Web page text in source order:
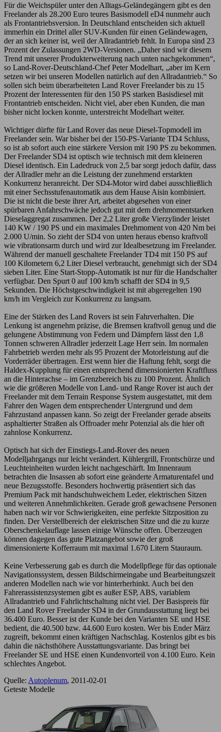
Für die Weichspüler unter den Alltags-Geländegängern gibt es den
Freelander als 28.200 Euro teures Basismodell eD4 nunmehr auch
als Frontantriebsversion. In Deutschland entscheiden sich aktuell
immerhin ein Drittel aller SUV-Kunden für einen Geländewagen,
der an sich keiner ist, weil der Allradantrieb fehlt. In Europa sind 23
Prozent der Zulassungen 2WD-Versionen. „Daher sind wir diesem
Trend mit unserer Produkterweiterung nach unten nachgekommen“,
so Land-Rover-Deutschland-Chef Peter Modelhart, „aber im Kern
setzen wir bei unseren Modellen natürlich auf den Allradantrieb.“ So
sollen sich beim überarbeiteten Land Rover Freelander bis zu 15
Prozent der Interessenten für den 150 PS starken Basisdiesel mit
Frontantrieb entscheiden. Nicht viel, aber eben Kunden, die man
bisher nicht locken konnte, unterstreicht Modelhart weiter.
Wichtiger dürfte für Land Rover das neue Diesel-Topmodell im
Freelander sein. War bisher bei der 150-PS-Variante TD4 Schluss,
so ist ab sofort auch eine stärkere Version mit 190 PS zu bekommen.
Der Freelander SD4 ist optisch wie technisch mit dem kleineren
Diesel identisch. Ein Ladedruck von 2,5 bar sorgt jedoch dafür, dass
der Allradler mehr an die Leistung der zunehmend erstarkten
Konkurrenz heranreicht. Der SD4-Motor wird dabei ausschließlich
mit einer Sechsstufenautomatik aus dem Hause Aisin kombiniert.
Die ist nicht die beste ihrer Art, arbeitet abgesehen von einer
spürbaren Anfahrschwäche jedoch gut mit dem drehmomentstarken
Dieselaggregat zusammen. Der 2,2 Liter große Vierzylinder leistet
140 KW / 190 PS und ein maximales Drehmoment von 420 Nm bei
2.000 U/min. So zieht der SD4 von unten heraus ebenso kraftvoll
wie vibrationsarm durch und wird zur Idealbesetzung im Freelander.
Während der manuell geschaltete Freelander TD4 mit 150 PS auf
100 Kilometern 6,2 Liter Diesel verbraucht, genehmigt sich der SD4
sieben Liter. Eine Start-Stopp-Automatik ist nur für die Handschalter
verfügbar. Den Spurt 0 auf 100 km/h schafft der SD4 in 9,5
Sekunden. Die Höchstgeschwindigkeit ist mit abgeregelten 190
km/h im Vergleich zur Konkurrenz zu langsam.
Eine der Stärken des Land Rovers ist sein Fahrverhalten. Die
Lenkung ist angenehm präzise, die Bremsen kraftvoll genug und die
gelungene Abstimmung von Federn und Dämpfern lässt den 1,8
Tonnen schweren Allradler jederzeit Lage Herr sein. Im normalen
Fahrbetrieb werden mehr als 95 Prozent der Motorleistung auf die
Vorderräder übertragen. Erst wenn hier die Haftung fehlt, sorgt die
Haldex-Kupplung für einen entsprechend dimensionierten Kraftfluss
an die Hinterachse – im Grenzbereich bis zu 100 Prozent. Ähnlich
wie die größeren Modelle von Land- und Range Rover ist auch der
Freelander mit dem Terrain Response System ausgestattet, mit dem
Fahrer den Wagen dem entsprechender Untergrund und dem
Fahrzustand anpassen kann. So zeigt der Freelander gerade abseits
asphaltierter Straßen als Offroader mehr Potenzial als die hier oft
zahnlose Konkurrenz.
Optisch hat sich der Einstiegs-Land-Rover des neuen
Modelljahrgangs nur leicht verändert. Kühlergrill, Frontschürze und
Leuchteinheiten wurden leicht nachgeschärft. Im Innenraum
betrachten die Insassen ab sofort eine geänderte Armaturentafel und
neue Bezugsstoffe. Besonders hochwertig präsentiert sich das
Premium Pack mit handschuhweichem Leder, elektrischen Sitzen
und weiteren Annehmlichkeiten. Gerade groß gewachsene Personen
haben nach wir vor Schwierigkeiten, eine perfekte Sitzposition zu
finden. Der Verstellbereich der elektrischen Sitze und die zu kurze
Oberschenkelauflage lassen einige Wünsche offen. Überzeugen
können dagegen das gute Platzangebot sowie der groß
dimensionierte Kofferraum mit maximal 1.670 Litern Stauraum.
Keine Verbesserung gab es durch die Modellpflege für das optionale
Navigationssystem, dessen Bildschirmeingabe und Bearbeitungszeit
anderen Modellen nach wie vor hinterherhinkt. Auch bei den
Fahrerassistenzsystemen gibt es außer ESP, ABS, variablem
Allradantrieb und Fahrlichtschaltung nicht viel. Der Basispreis für
den Land Rover Freelander SD4 in der Grundausstattung liegt bei
36.400 Euro. Besser ist der Kunde bei den Varianten SE und HSE
bedient, die 40.500 bzw. 44.600 Euro kosten. Wer bis Ender März
zugreift, bekommt einen kräftigen Nachschlag. Kostenlos gibt es bis
dahin die nächsthöhere Ausstattungsvariante. Das bringt bei
Freelander SE und HSE einen Kundenvorteil von 4.100 Euro. Kein
schlechtes Angebot.
Quelle: Autoplenum, 2011-02-01
Geteste Modelle